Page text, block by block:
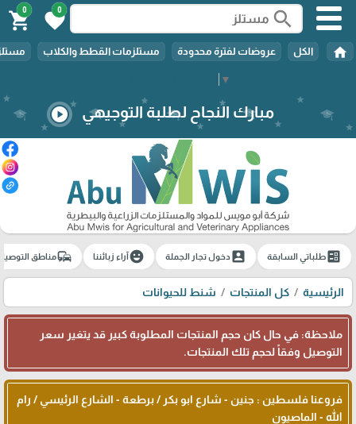
▼
search
0
favorite
0
shopping_cart
home الكل عروضات لفترة محدودة مستلزمات القطط والكلاب
مبارك النجاح لطلبة التوجيهي play_circle
ballotطلباتي السابقة account_boxدخول تجار الجملة emoji_emotionsآراء زبائننا commuteمناطق
الرئيسية كل المنتجات شنط للحيوانات
ملاحظة: في حال كان حجم المنتجات المطلوبة كبير قد يتغير سعر
التوصيل وفقاً لحجم تلك المنتجات.
فروعنا فلسطين : جنين - شارع ابو بكر / برطعة - الشارع الرئيسي / رام
الله - الماصيون